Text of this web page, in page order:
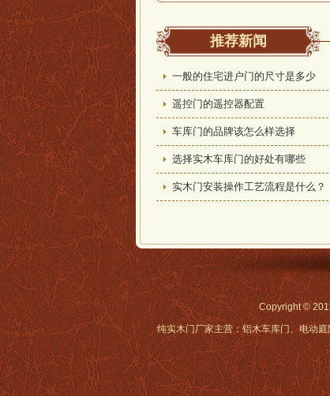
推荐新闻
一般的住宅进户门的尺寸是多少
遥控门的遥控器配置
车库门的品牌该怎么样选择
选择实木车库门的好处有哪些
实木门安装操作工艺流程是什么？
Copyright ©
纯实木门厂家主营：铝木车库门、电动